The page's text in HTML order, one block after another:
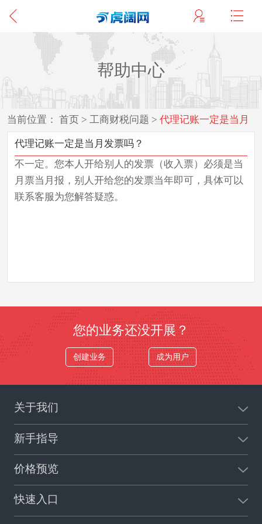
帮助中心
当前位置： 首页 > 工商财税问题 > 代理记账一定是当月
发票吗？
代理记账一定是当月发票吗？
不一定。您本人开给别人的发票（收入票）必须是当
月票当月报，别人开给您的发票当年即可，具体可以
联系客服为您解答疑惑。
您的业务还没开展？
创建业务 成为用户
关于我们
新手指导
价格预览
快速入口